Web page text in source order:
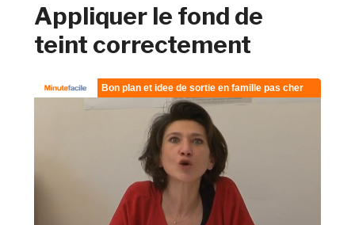
Appliquer le fond de
teint correctement